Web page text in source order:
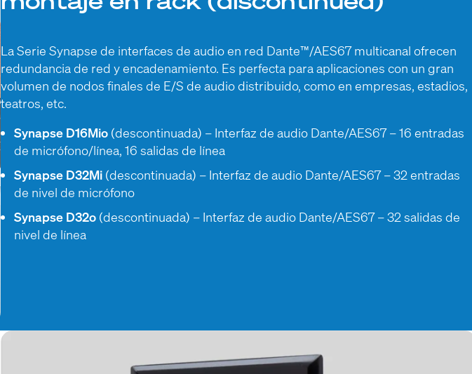
La Serie Synapse de interfaces de audio en red Dante™/AES67 multicanal ofrecen
redundancia de red y encadenamiento. Es perfecta para aplicaciones con un gran
volumen de nodos finales de E/S de audio distribuido, como en empresas, estadios,
teatros, etc.
Synapse D16Mio(descontinuada) – Interfaz de audio Dante/AES67 – 16 entradas
de micrófono/línea, 16 salidas de línea
Synapse D32Mi(descontinuada) – Interfaz de audio Dante/AES67 – 32 entradas
de nivel de micrófono
Synapse D32o(descontinuada) – Interfaz de audio Dante/AES67 – 32 salidas de
nivel de línea